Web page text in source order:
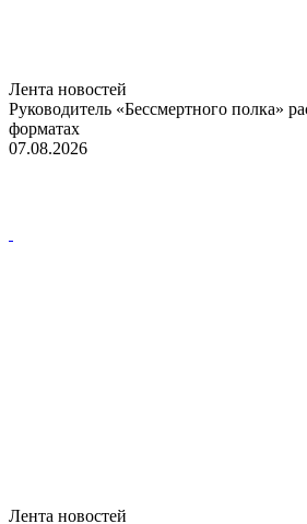
Лента новостей
Руководитель «Бессмертного полка»
форматах
07.08.2026
Лента новостей